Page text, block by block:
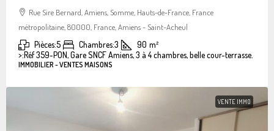
Rue Sire Bernard, Amiens, Somme, Hauts-de-France, France
métropolitaine, 80000, France, Amiens - Saint-Acheul
Pièces:5 Chambres:3 90 m²
>:Réf 359-PON, Gare SNCF Amiens, 3 à 4 chambres, belle cour-terrasse.
IMMOBILIER - VENTES MAISONS
VENTE IMMO